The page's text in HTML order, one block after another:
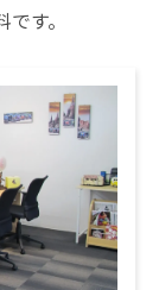
す。